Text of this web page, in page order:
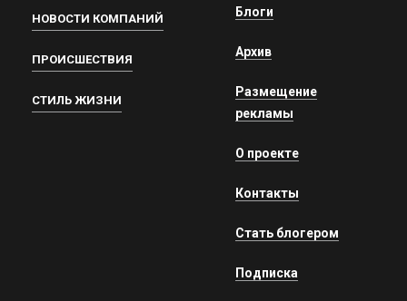
НОВОСТИ КОМПАНИЙ
ПРОИСШЕСТВИЯ
СТИЛЬ ЖИЗНИ
Блоги
Архив
Размещение
рекламы
О проекте
Контакты
Стать блогером
Подписка